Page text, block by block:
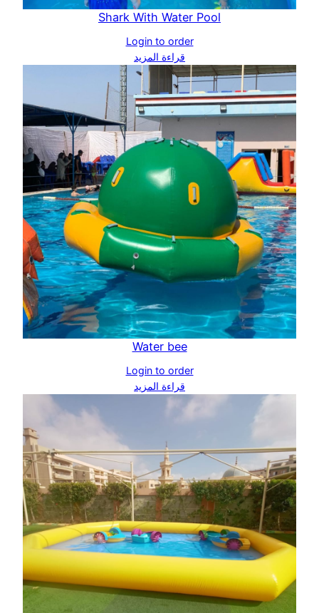
Shark With Water Pool
Login to order
قراءة المزيد
Water bee
Login to order
قراءة المزيد